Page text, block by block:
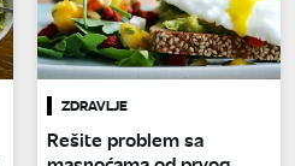
ZDRAVLJE
Rešite problem sa